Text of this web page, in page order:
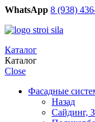
WhatsApp 8 (938)
Каталог
Каталог
Close
Фасадные
Назад
Сайдинг,